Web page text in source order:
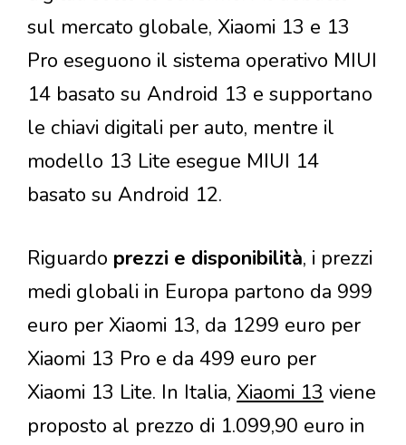
sul mercato globale, Xiaomi 13 e 13
Pro eseguono il sistema operativo MIUI
14 basato su Android 13 e supportano
le chiavi digitali per auto, mentre il
modello 13 Lite esegue MIUI 14
basato su Android 12.
Riguardo prezzi e disponibilità, i prezzi
medi globali in Europa partono da 999
euro per Xiaomi 13, da 1299 euro per
Xiaomi 13 Pro e da 499 euro per
Xiaomi 13 Lite. In Italia, Xiaomi 13 viene
proposto al prezzo di 1.099,90 euro in